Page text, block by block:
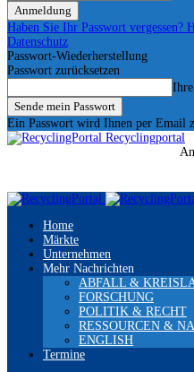
Haben Sie Ihr Passwort vergessen?
Datenschutz
Passwort-Wiederherstellung
Passwort zurücksetzen
Ein Passwort wird Ihnen per Email
Recyclingportal
Home
Märkte
Unternehmen
Mehr Nachrichten
ABFALL &
FORSCHUNG
POLITIK & RECHT
RESSOURCEN &
ENGLISH
Termine